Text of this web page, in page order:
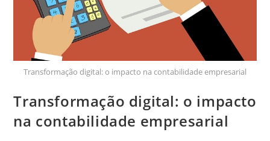
Transformação digital: o impacto na contabilidade empresarial
Transformação digital: o impacto
na contabilidade empresarial